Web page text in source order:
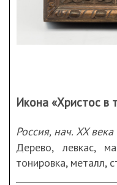
Россия, нач. XX века
Дерево, левкас,
тонировка, металл,